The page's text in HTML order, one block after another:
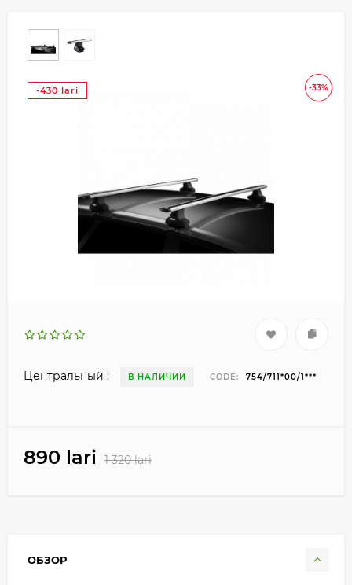
-33%
-430 lari
Центральный : В НАЛИЧИИ CODE: 754/711*00/1***
890 lari 1 320 lari
ОБЗОР